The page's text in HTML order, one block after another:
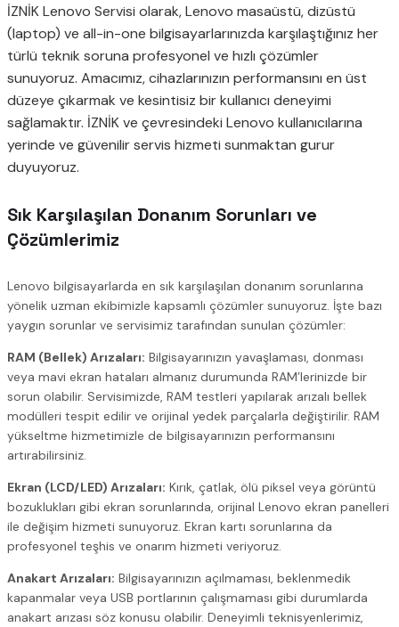
İZNİK Lenovo Servisi olarak, Lenovo masaüstü, dizüstü
(laptop) ve all-in-one bilgisayarlarınızda karşılaştığınız her
türlü teknik soruna profesyonel ve hızlı çözümler
sunuyoruz. Amacımız, cihazlarınızın performansını en üst
düzeye çıkarmak ve kesintisiz bir kullanıcı deneyimi
sağlamaktır. İZNİK ve çevresindeki Lenovo kullanıcılarına
yerinde ve güvenilir servis hizmeti sunmaktan gurur
duyuyoruz.
Sık Karşılaşılan Donanım Sorunları ve
Çözümlerimiz
Lenovo bilgisayarlarda en sık karşılaşılan donanım sorunlarına
yönelik uzman ekibimizle kapsamlı çözümler sunuyoruz. İşte bazı
yaygın sorunlar ve servisimiz tarafından sunulan çözümler:
RAM (Bellek) Arızaları: Bilgisayarınızın yavaşlaması, donması
veya mavi ekran hataları almanız durumunda RAM’lerinizde bir
sorun olabilir. Servisimizde, RAM testleri yapılarak arızalı bellek
modülleri tespit edilir ve orijinal yedek parçalarla değiştirilir. RAM
yükseltme hizmetimizle de bilgisayarınızın performansını
artırabilirsiniz.
Ekran (LCD/LED) Arızaları: Kırık, çatlak, ölü piksel veya görüntü
bozuklukları gibi ekran sorunlarında, orijinal Lenovo ekran panelleri
ile değişim hizmeti sunuyoruz. Ekran kartı sorunlarına da
profesyonel teşhis ve onarım hizmeti veriyoruz.
Anakart Arızaları: Bilgisayarınızın açılmaması, beklenmedik
kapanmalar veya USB portlarının çalışmaması gibi durumlarda
anakart arızası söz konusu olabilir. Deneyimli teknisyenlerimiz,